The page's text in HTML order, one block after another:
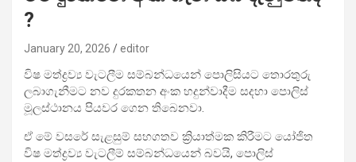
?
January 20, 2026 editor
විෂ මත්ද්‍රව්‍ය වැටලීම සම්බන්ධයෙන් පොලිසියට තොරතුරු
ලබාගැනීමට නව දුරකතන අංක හදුන්වාදීම සදහා පොලිස්
මූලස්ථානය පියවර‍ ගෙන තිබෙනවා.
ඒ මේ වසරේ සැළසුම් සහගතව ක්‍රියාත්මක කිරීමට යෝජිත
විෂ මත්ද්‍රව්‍ය වැටලීම් සම්බන්ධයෙන් බවයි, පොලිස්